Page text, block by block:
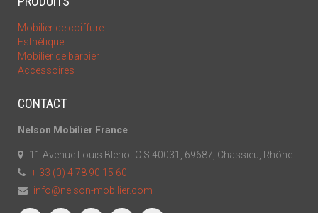
Mobilier de coiffure
Esthétique
Mobilier de barbier
Accessoires
CONTACT
Nelson Mobilier France
11 Avenue Louis Blériot C.S 40031, 69687, Chassieu, Rhône
+ 33 (0) 4 78 90 15 60
info@nelson-mobilier.com